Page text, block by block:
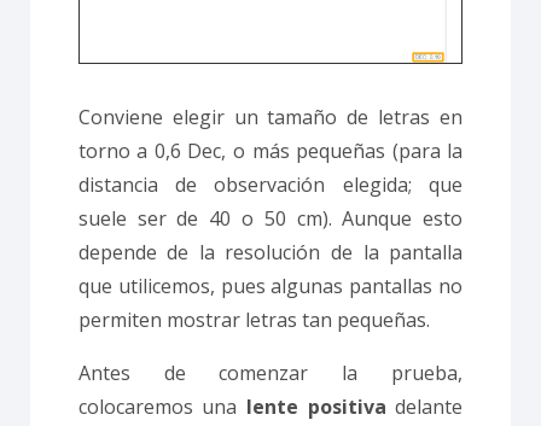
Conviene elegir un tamaño de letras en
torno a 0,6 Dec, o más pequeñas (para la
distancia de observación elegida; que
suele ser de 40 o 50 cm). Aunque esto
depende de la resolución de la pantalla
que utilicemos, pues algunas pantallas no
permiten mostrar letras tan pequeñas.
Antes de comenzar la prueba,
colocaremos una lente positiva delante